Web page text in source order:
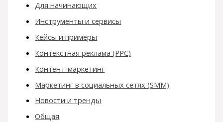
Для начинающих
Инструменты и сервисы
Кейсы и примеры
Контекстная реклама (PPC)
Контент-маркетинг
Маркетинг в социальных сетях (SMM)
Новости и тренды
Общая